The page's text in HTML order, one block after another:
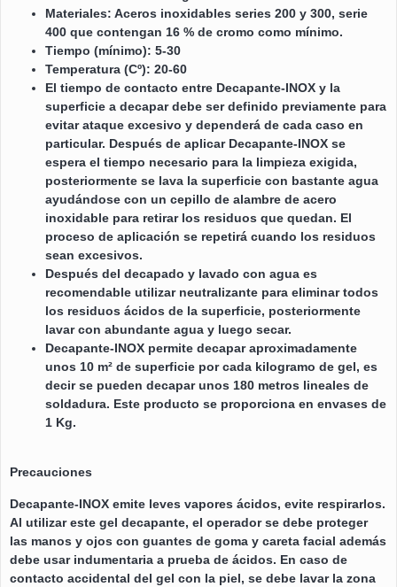
Materiales: Aceros inoxidables series 200 y 300, serie
400 que contengan 16 % de cromo como mínimo.
Tiempo (mínimo): 5-30
Temperatura (Cº): 20-60
El tiempo de contacto entre Decapante-INOX y la
superficie a decapar debe ser definido previamente para
evitar ataque excesivo y dependerá de cada caso en
particular. Después de aplicar Decapante-INOX se
espera el tiempo necesario para la limpieza exigida,
posteriormente se lava la superficie con bastante agua
ayudándose con un cepillo de alambre de acero
inoxidable para retirar los residuos que quedan. El
proceso de aplicación se repetirá cuando los residuos
sean excesivos.
Después del decapado y lavado con agua es
recomendable utilizar neutralizante para eliminar todos
los residuos ácidos de la superficie, posteriormente
lavar con abundante agua y luego secar.
Decapante-INOX permite decapar aproximadamente
unos 10 m² de superficie por cada kilogramo de gel, es
decir se pueden decapar unos 180 metros lineales de
soldadura. Este producto se proporciona en envases de
1 Kg.
Precauciones
Decapante-INOX emite leves vapores ácidos, evite respirarlos.
Al utilizar este gel decapante, el operador se debe proteger
las manos y ojos con guantes de goma y careta facial además
debe usar indumentaria a prueba de ácidos. En caso de
contacto accidental del gel con la piel, se debe lavar la zona